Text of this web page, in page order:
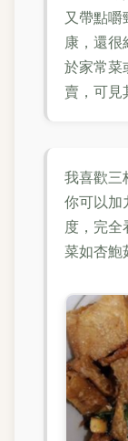
又帶點
康，還很
於家常菜
賣，可見
我喜歡三
你可以加
度，完
菜如杏鮑